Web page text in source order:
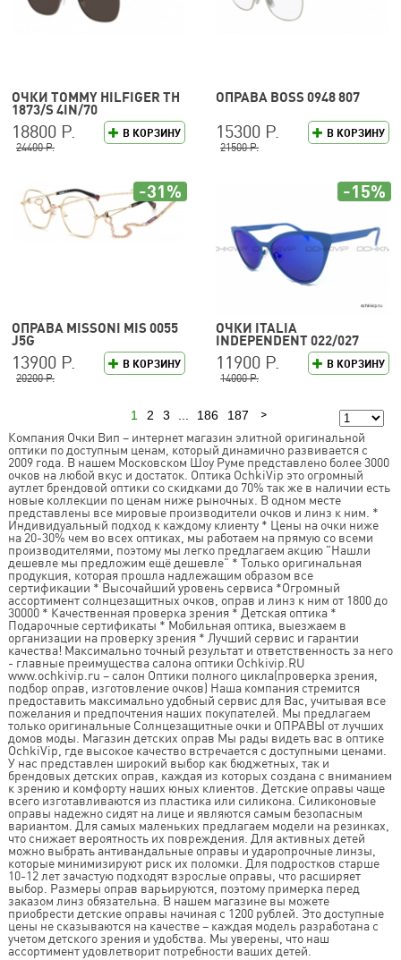
ОЧКИ TOMMY HILFIGER TH
1873/S 4IN/70
В КОРЗИНУ
18800 Р.
24400 Р.
ОПРАВА BOSS 0948 807
В КОРЗИНУ
15300 Р.
21500 Р.
ОПРАВА MISSONI MIS 0055
J5G
В КОРЗИНУ
13900 Р.
20200 Р.
-31%
ОЧКИ ITALIA
INDEPENDENT 022/027
В КОРЗИНУ
11900 Р.
14000 Р.
-15%
1 2 3 186 187
Компания Очки Вип – интернет магазин элитной оригинальной
оптики по доступным ценам, который динамично развивается с
2009 года. В нашем Московском Шоу Руме представлено более 3000
очков на любой вкус и достаток. Оптика OchkiVip это огромный
аутлет брендовой оптики со скидками до 70% так же в наличии есть
новые коллекции по ценам ниже рыночных. В одном месте
представлены все мировые производители очков и линз к ним. *
Индивидуальный подход к каждому клиенту * Цены на очки ниже
на 20-30% чем во всех оптиках, мы работаем на прямую со всеми
производителями, поэтому мы легко предлагаем акцию "Нашли
дешевле мы предложим ещё дешевле" * Только оригинальная
продукция, которая прошла надлежащим образом все
сертификации * Высочайший уровень сервиса *Огромный
ассортимент солнцезащитных очков, оправ и линз к ним от 1800 до
30000 * Качественная проверка зрения * Детская оптика *
Подарочные сертификаты * Мобильная оптика, выезжаем в
организации на проверку зрения * Лучший сервис и гарантии
качества! Максимально точный результат и ответственность за него
- главные преимущества салона оптики Ochkivip.RU
www.ochkivip.ru – салон Оптики полного цикла(проверка зрения,
подбор оправ, изготовление очков) Наша компания стремится
предоставить максимально удобный сервис для Вас, учитывая все
пожелания и предпочтения наших покупателей. Мы предлагаем
только оригинальные Солнцезащитные очки и ОПРАВЫ от лучших
домов моды. Магазин детских оправ Мы рады видеть вас в оптике
OchkiVip, где высокое качество встречается с доступными ценами.
У нас представлен широкий выбор как бюджетных, так и
брендовых детских оправ, каждая из которых создана с вниманием
к зрению и комфорту наших юных клиентов. Детские оправы чаще
всего изготавливаются из пластика или силикона. Силиконовые
оправы надежно сидят на лице и являются самым безопасным
вариантом. Для самых маленьких предлагаем модели на резинках,
что снижает вероятность их повреждения. Для активных детей
можно выбрать антивандальные оправы и ударопрочные линзы,
которые минимизируют риск их поломки. Для подростков старше
10-12 лет зачастую подходят взрослые оправы, что расширяет
выбор. Размеры оправ варьируются, поэтому примерка перед
заказом линз обязательна. В нашем магазине вы можете
приобрести детские оправы начиная с 1200 рублей. Это доступные
цены не сказываются на качестве – каждая модель разработана с
учетом детского зрения и удобства. Мы уверены, что наш
ассортимент удовлетворит потребности ваших детей.